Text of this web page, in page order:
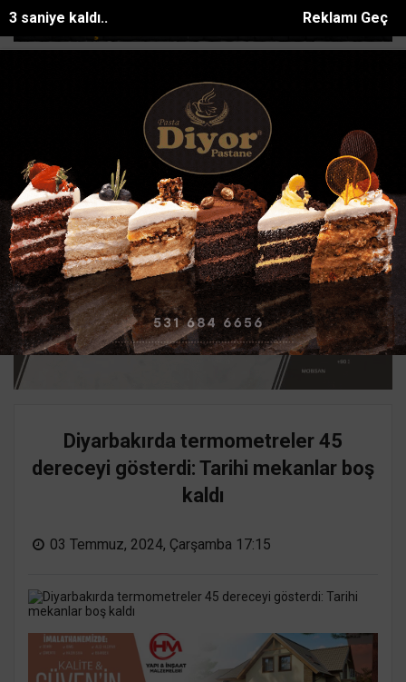
Reklamı Geç
2 saniye kaldı..
Plajında yaz yoğunluğu drone ile görün... Göçükte hayatını
Ana Sayfa GÜNDEM
Diyarbakırda termometreler 45
dereceyi gösterdi: Tarihi mekanlar boş
kaldı
03 Temmuz, 2024, Çarşamba 17:15